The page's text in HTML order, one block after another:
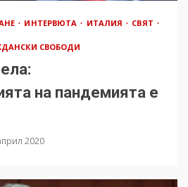
ИНТЕРВЮТА ИТАЛИЯ
СВЯТ
СВОБОДИ
на пандемията е
2020